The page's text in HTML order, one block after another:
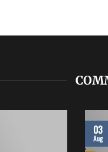
03
Aug